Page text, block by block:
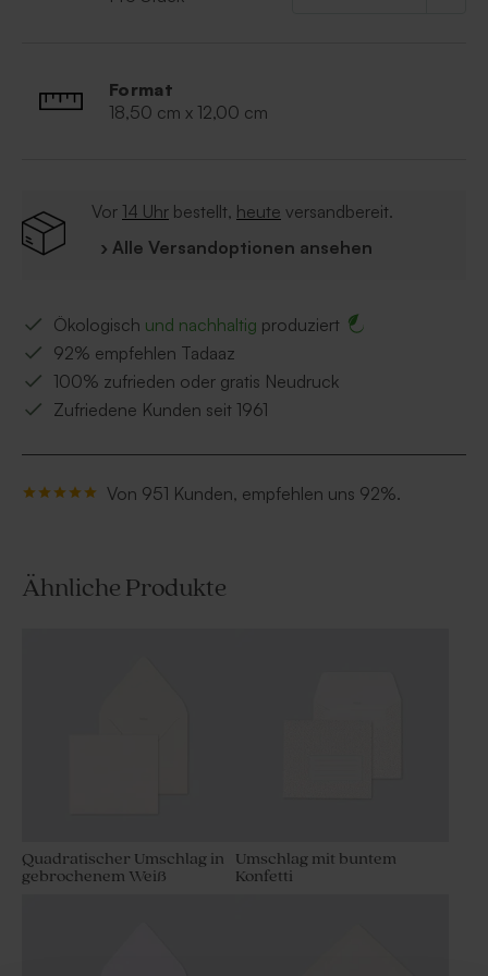
Format
18,50 cm x 12,00 cm
Vor 14 Uhr bestellt, heute versandbereit.
› Alle Versandoptionen ansehen
Ökologisch und nachhaltig produziert
92% empfehlen Tadaaz
100% zufrieden oder gratis Neudruck
Zufriedene Kunden seit 1961
Von 951 Kunden, empfehlen uns 92%.
Ähnliche Produkte
Quadratischer Umschlag in
gebrochenem Weiß
Umschlag mit buntem
Konfetti